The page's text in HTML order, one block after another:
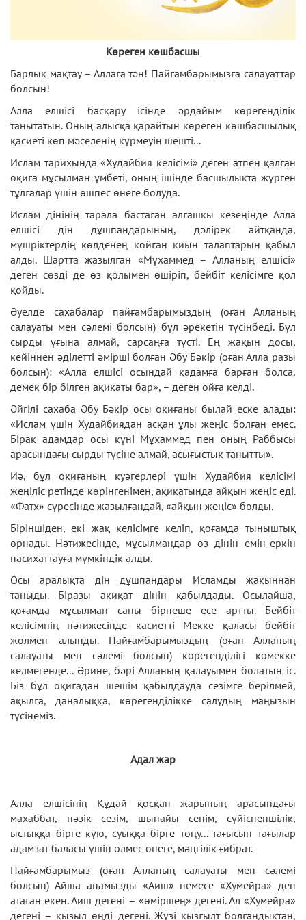
Көреген көшбасшы
Барлық мақтау – Аллаға тән! Пайғамбарымызға салауаттар
болсын!
Алла елшісі басқару ісінде әр­дайым көрегенділік
танытатын. Оның алысқа қарайтын көреген көшбасшылық
қасиеті көп мәселенің күрмеуін шешті...
Ислам тарихында «Худайбия келісімі» деген атпен қалған
оқиға мұсылман үмбеті, оның ішінде басшылықта жүрген
тұлғалар үшін өшпес өнеге болуда.
Ислам дінінің тарала бастаған алғашқы кезеңінде Алла
елшісі дін дұшпандарының, дәлірек айтқанда,
мүшріктердің көлденең қойған қиын талаптарын қабыл
алды. Шартта жазылған «Мұхаммед – Алланың елшісі»
деген сөзді де өз қолымен өшіріп, бейбіт келісімге қол
қойды.
Әуелде сахабалар пайғамбарымыздың (оған Алланың
салауаты мен сәлемі болсын) бұл әрекетін түсінбеді. Бұл
сырды ұғына алмай, сарсаңға түсті. Ең жақын досы,
кейіннен әділетті әмірші болған Әбу Бәкір (оған Алла разы
болсын): «Алла елшісі осындай қадамға барған болса,
демек бір білген ақиқаты бар», – деген ойға келді.
Әйгілі сахаба Әбу Бәкір осы оқиғаны былай еске алады:
«Ислам үшін Худайбиядан асқан ұлы жеңіс болған емес.
Бірақ адамдар осы күні Мұхаммед пен оның Раббысы
арасындағы сырды түсіне алмай, асығыстық танытты».
Иә, бұл оқиғаның куәгерлері үшін Худайбия келісімі
жеңіліс ретінде көрінгенімен, ақиқатында айқын жеңіс еді.
«Фатх» сүресінде жазылғандай, «айқын жеңіс» болды.
Біріншіден, екі жақ келісімге келіп, қоғамда тыныштық
орнады. Нәтижесінде, мұсылмандар өз дінін емін-еркін
насихаттауға мүмкіндік алды.
Осы аралықта дін дұшпандары Исламды жақыннан
таныды. Біразы ақиқат дінін қабылдады. Осылайша,
қоғамда мұсылман саны бірнеше есе артты. Бейбіт
келісімнің нәтижесінде қасиетті Мекке қаласы бейбіт
жолмен алынды. Пайғамбарымыздың (оған Алланың
салауаты мен сәлемі болсын) көрегенділігі көмекке
келмегенде... Әрине, бәрі Алланың қалауымен болатын іс.
Біз бұл оқиғадан шешім қабылдауда сезімге берілмей,
ақылға, даналыққа, көрегенділікке салудың маңызын
түсінеміз.
Адал жар
Алла елшісінің Құдай қосқан жарының арасындағы
махаббат, нәзік сезім, шынайы сенім, сүйіспеншілік,
ыстыққа бірге күю, суыққа бірге тоңу... тағысын тағылар
адамзат баласы үшін өлмес өнеге, мәңгілік ғибрат.
Пайғамбарымыз (оған Алланың салауаты мен сәлемі
болсын) Айша анамызды «Аиш» немесе «Хумейра» деп
атаған екен. Аиш дегені – «өміршең» дегені. Ал «Хумейра»
дегені – қызыл өңді дегені. Жүзі қызғылт болғандықтан,